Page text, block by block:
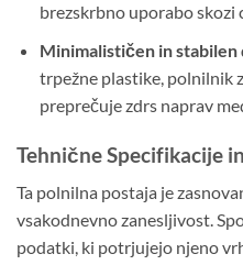
brezskrbno uporabo skozi
Minimalističen in stabilen
trpežne plastike, polnilnik
preprečuje zdrs naprav
Tehnične Specifikacije
Ta polnilna postaja je
vsakodnevno zanesljivost.
podatki, ki potrjujejo njeno